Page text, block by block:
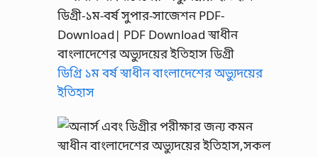
ডিগ্রি ১ম বর্ষ স্বাধীন বাংলাদেশের অভ্যুদয়ের
ইতিহাস